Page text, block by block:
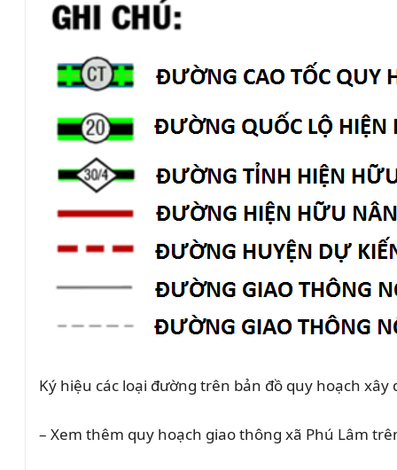
Ký hiệu các loại đường trên bản đồ quy hoạch
– Xem thêm quy hoạch giao thông xã Phú Lâm